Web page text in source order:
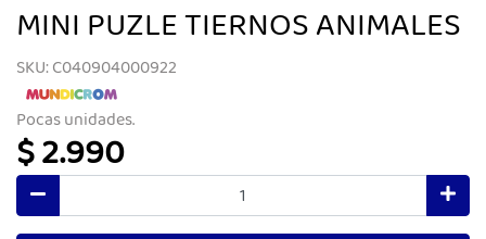
MINI PUZLE TIERNOS ANIMALES
SKU: C040904000922
Pocas unidades.
$ 2.990